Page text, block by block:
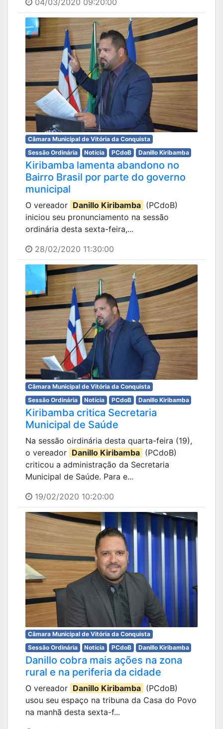
Câmara Municipal de Vitória da Conquista
Sessão Ordinária
Notícia PCdoB Danillo Kiribamba
Kiribamba lamenta abandono no
Bairro Brasil por parte do governo
municipal
O vereador Danillo Kiribamba (PCdoB)
iniciou seu pronunciamento na sessão
ordinária desta sexta-feira,...
28/02/2020 11:30:00
Câmara Municipal de Vitória da Conquista
Sessão Ordinária
Notícia PCdoB Danillo Kiribamba
Kiribamba critica Secretaria
Municipal de Saúde
Na sessão oirdinária desta quarta-feira (19),
o vereador Danillo Kiribamba (PCdoB)
criticou a administração da Secretaria
Municipal de Saúde. Para e...
19/02/2020 10:20:00
Câmara Municipal de Vitória da Conquista
Sessão Ordinária
Notícia PCdoB Danillo Kiribamba
Danillo cobra mais ações na zona
rural e na periferia da cidade
O vereador Danillo Kiribamba (PCdoB)
usou seu espaço na tribuna da Casa do Povo
na manhã desta sexta-f...